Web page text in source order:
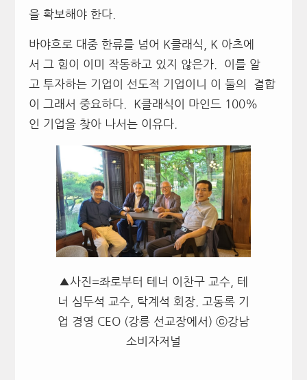
을 확보해야 한다.
바야흐로 대중 한류를 넘어 K클래식, K 아츠에
서 그 힘이 이미 작동하고 있지 않은가. 이를 알
고 투자하는 기업이 선도적 기업이니 이 둘의 결합
이 그래서 중요하다. K클래식이 마인드 100%
인 기업을 찾아 나서는 이유다.
▲사진=좌로부터 테너 이찬구 교수, 테
너 심두석 교수, 탁계석 회장. 고동록 기
업 경영 CEO (강릉 선교장에서) ⓒ강남
소비자저널